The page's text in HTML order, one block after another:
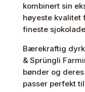
kombinert sin
høyeste kvalitet
fineste
Bærekraftig
& Sprüngli
bønder og
passer perfekt